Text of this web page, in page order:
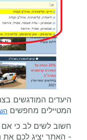
היעדים המודגשים
המטיילים מחפשים
חשוב לשים לב כי
- האתר יציג לכם את